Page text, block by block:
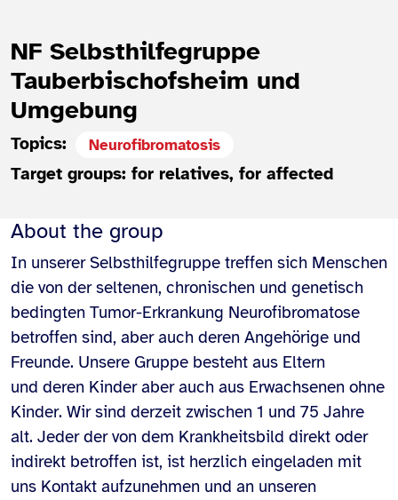
NF Selbsthilfegruppe
Tauberbischofsheim und
Umgebung
Topics: Neurofibromatosis
Target groups: for relatives, for affected
About the group
In unserer Selbsthilfegruppe treffen sich Menschen
die von der seltenen, chronischen und genetisch
bedingten Tumor-Erkrankung Neurofibromatose
betroffen sind, aber auch deren Angehörige und
Freunde. Unsere Gruppe besteht aus Eltern
und deren Kinder aber auch aus Erwachsenen ohne
Kinder. Wir sind derzeit zwischen 1 und 75 Jahre
alt. Jeder der von dem Krankheitsbild direkt oder
indirekt betroffen ist, ist herzlich eingeladen mit
uns Kontakt aufzunehmen und an unseren